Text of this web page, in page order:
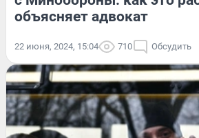
объясняет адвокат
22 июня, 2024, 15:04 710 Обсудить